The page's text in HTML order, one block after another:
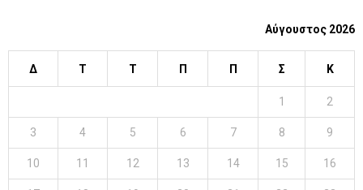
Αύγουστος 2026
Δ Τ Τ Π Π Σ Κ
1 2
3 4 5 6 7 8 9
10 11 12 13 14 15 16